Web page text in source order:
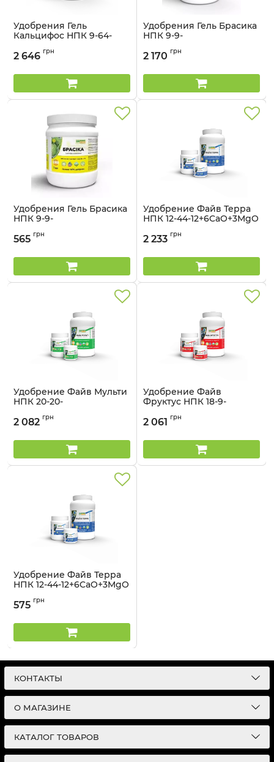
Удобрения Гель
Кальцифос НПК 9-64-
5 кг
2 646 грн
Удобрения Гель Брасика
НПК 9-9-
Lima - 5 кг
2 170 грн
Удобрения Гель Брасика
НПК 9-9-
Lima - 1 кг
565 грн
Удобрение Файв Терра
НПК 12-44-12+6CaO+3MgO
Артикул:
2 233 грн
Удобрение Файв Мульти
НПК 20-20-
Артикул:
2 082 грн
Удобрение Файв
Фруктус НПК 18-9-
Артикул:
2 061 грн
Удобрение Файв Терра
НПК 12-44-12+6CaO+3MgO
Артикул:
575 грн
КОНТАКТЫ
О МАГАЗИНЕ
КАТАЛОГ ТОВАРОВ